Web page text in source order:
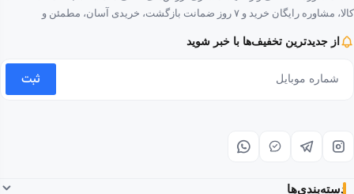
کالا، مشاوره رایگان خرید و ۷ روز ضمانت بازگشت، خریدی آسان، مطمئن و
از جدیدترین تخفیف‌ها با خبر شوید
ثبت
دسته‌بندی‌ها